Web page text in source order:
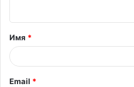
т
а
р
Имя *
Email *